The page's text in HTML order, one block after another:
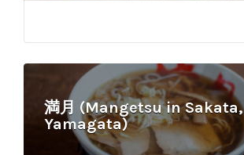
満月 (Mangetsu in Sakata,
Yamagata)